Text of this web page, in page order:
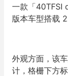
一款「40TFSI
版本车型搭载
外观方面，该
计，格栅下方